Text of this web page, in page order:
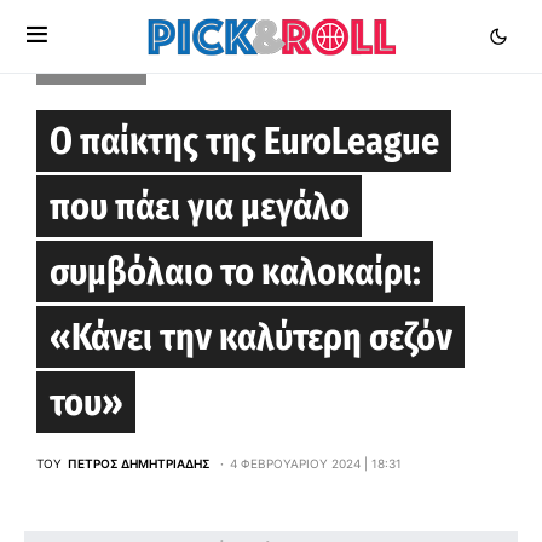
Ο παίκτης της EuroLeague
που πάει για μεγάλο
συμβόλαιο το καλοκαίρι:
«Κάνει την καλύτερη σεζόν
του»
ΤΟΥ ΠΈΤΡΟΣ ΔΗΜΗΤΡΙΆΔΗΣ 4 ΦΕΒΡΟΥΑΡΊΟΥ 2024 | 18:31